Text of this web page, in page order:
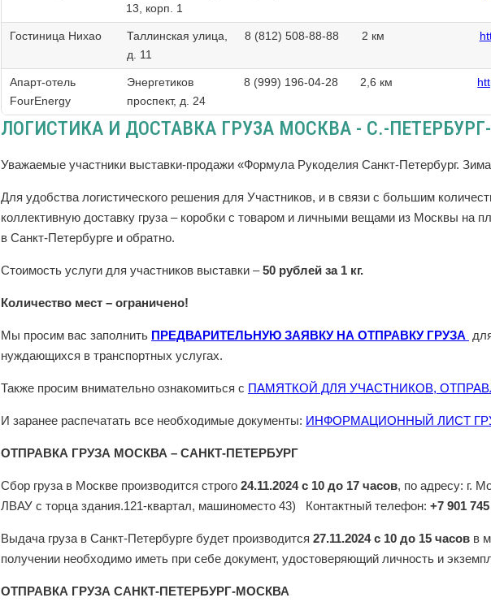
13, корп. 1
Гостиница Нихао
Таллинская улица,
д. 11
8 (812) 508-88-88 2 км
Апарт-отель
FourEnergy
Энергетиков
проспект, д. 24
8 (999) 196-04-28 2,6 км
ЛОГИСТИКА И ДОСТАВКА ГРУЗА МОСКВА - С.-
Уважаемые участники выставки-продажи «Формула Рукоделия Санкт-Петербург.
Для удобства логистического решения для Участников, и в связи с большим
коллективную доставку груза – коробки с товаром и личными вещами из Москвы на
в Санкт-Петербурге и обратно.
Стоимость услуги для участников выставки –50 рублей за 1 кг.
Количество мест – ограничено!
Мы просим вас заполнить ПРЕДВАРИТЕЛЬНУЮ ЗАЯВКУ НА ОТПРАВКУ ГРУЗА
нуждающихся в транспортных услугах.
Также просим внимательно ознакомиться с ПАМЯТКОЙ ДЛЯ УЧАСТНИКОВ,
И заранее распечатать все необходимые документы: ИНФОРМАЦИОННЫЙ ЛИСТ
ОТПРАВКА ГРУЗА МОСКВА – САНКТ-ПЕТЕРБУРГ
Сбор груза в Москве производится строго24.11.2024 с 10 до 17 часов, по адресу: г.
ЛВАУ с торца здания.121-квартал, машиноместо 43) Контактный телефон:+7 901
Выдача груза в Санкт-Петербурге будет производится27.11.2024 с 10 до 15 часов в
получении необходимо иметь при себе документ, удостоверяющий личность и
ОТПРАВКА ГРУЗА САНКТ-ПЕТЕРБУРГ-МОСКВА